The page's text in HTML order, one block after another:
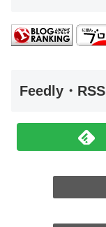
Feedly・RSS